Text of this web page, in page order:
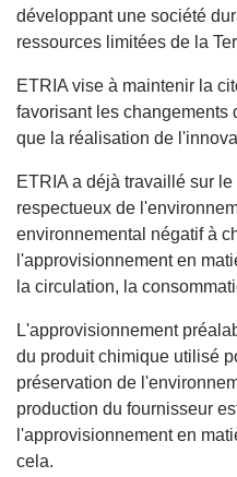
développant une société
ressources limitées de la
ETRIA vise à maintenir la
favorisant les changements
que la réalisation de
ETRIA a déjà travaillé sur
respectueux de
environnemental négatif à
l'approvisionnement en
la circulation, la
L'approvisionnement
du produit chimique utilisé
préservation de
production du fournisseur
l'approvisionnement en
cela.